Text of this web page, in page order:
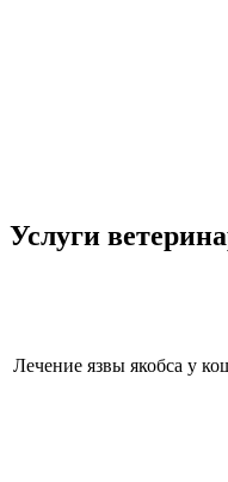
Услуги
Лечение язвы якобса у